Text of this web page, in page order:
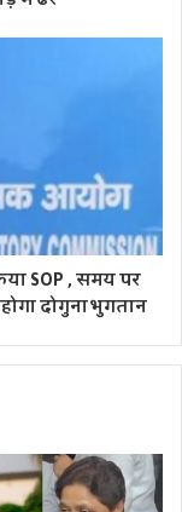
SOP , समय पर
दोगुना भुगतान